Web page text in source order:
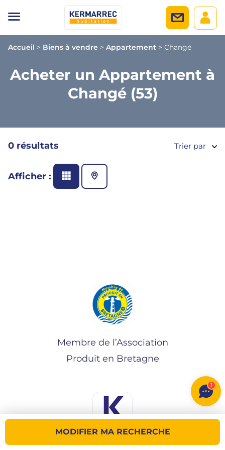
Accueil > Biens à vendre > Appartement > Changé
Acheter un Appartement à
Changé (53)
MODIFIER MA RECHERCHE
0 résultats Trier par
Afficher :
Membre de l’Association
Produit en Bretagne
1